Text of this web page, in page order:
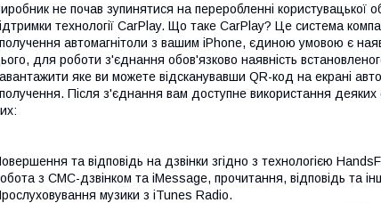
не почав зупинятися на переробленні користувацької
технології CarPlay. Що таке CarPlay? Це система
автомагнітоли з вашим iPhone, єдиною умовою є
для роботи з'єднання обов'язково наявність
яке ви можете відсканувавши QR-код на екрані
Після з'єднання вам доступне використання
та відповідь на дзвінки згідно з технологією
з СМС-дзвінком та iMessage, прочитання, відповідь та
музики з iTunes Radio.